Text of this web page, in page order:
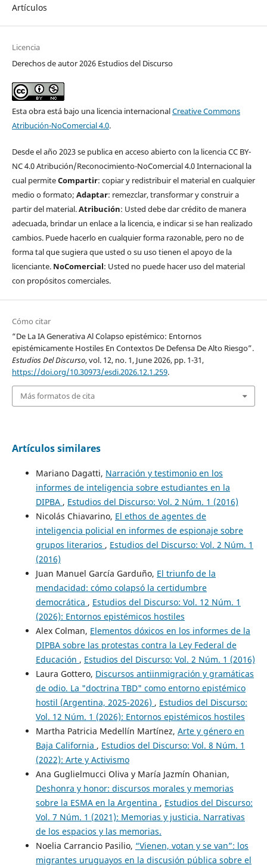
Artículos
Licencia
Derechos de autor 2026 Estudios del Discurso
Esta obra está bajo una licencia internacionalCreative Commons
Atribución-NoComercial 4.0.
Desde el año 2023 se publica en acceso abierto con la licencia CC BY-
NC 4.0 Atribución/Reconocimiento-NoComercial 4.0 Internacional la
cual permiteCompartir: copiar y redistribuir el material en cualquier
medio o formato; Adaptar: remezclar, transformar y construir a
partir del material.Atribución: Usted debe dar crédito de manera
adecuada, brindar un enlace a la licencia, e indicar si se han realizado
cambios. Puede hacerlo en cualquier forma razonable, pero no de
forma tal que sugiera que usted o su uso tienen el apoyo de la
licenciante. NoComercial: Usted no puede hacer uso del material
con propósitos comerciales.
Cómo citar
“De La IA Generativa Al Colapso epistémico: Entornos
epistémicamente Hostiles En Contextos De Defensa De Alto Riesgo”.
Estudios Del Discurso, vol. 12, no. 1, June 2026, pp. 1-31,
https://doi.org/10.30973/esdi.2026.12.1.259.
Más formatos de cita
Artículos similares
Mariano Dagatti, Narración y testimonio en los
informes de inteligencia sobre estudiantes en la
DIPBA , Estudios del Discurso: Vol. 2 Núm. 1 (2016)
Nicolás Chiavarino, El ethos de agentes de
inteligencia policial en informes de espionaje sobre
grupos literarios , Estudios del Discurso: Vol. 2 Núm. 1
(2016)
Juan Manuel García Garduño, El triunfo de la
mendacidad: cómo colapsó la certidumbre
democrática , Estudios del Discurso: Vol. 12 Núm. 1
(2026): Entornos epistémicos hostiles
Alex Colman, Elementos dóxicos en los informes de la
DIPBA sobre las protestas contra la Ley Federal de
Educación , Estudios del Discurso: Vol. 2 Núm. 1 (2016)
Laura Gottero, Discursos antiinmigración y gramáticas
de odio. La "doctrina TBD" como entorno epistémico
hostil (Argentina, 2025-2026) , Estudios del Discurso:
Vol. 12 Núm. 1 (2026): Entornos epistémicos hostiles
Martha Patricia Medellín Martínez, Arte y género en
Baja California , Estudios del Discurso: Vol. 8 Núm. 1
(2022): Arte y Activismo
Ana Guglielmucci Oliva y María Jazmín Ohanian,
Deshonra y honor: discursos morales y memorias
sobre la ESMA en la Argentina , Estudios del Discurso:
Vol. 7 Núm. 1 (2021): Memorias y justicia. Narrativas
de los espacios y las memorias.
Noelia Carrancio Pasilio, “Vienen, votan y se van”: los
migrantes uruguayos en la discusión pública sobre el